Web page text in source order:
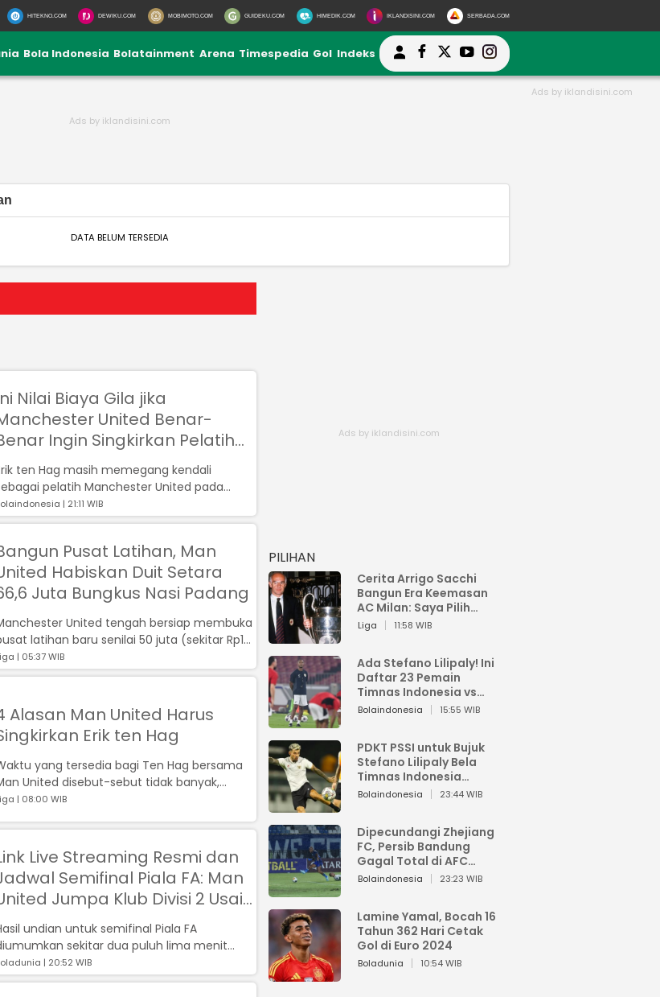
HITEKNO.COM DEWIKU.COM MOBIMOTO.COM GUIDEKU.COM HIMEDIK.COM IKLANDISINI.COM SERBADA.COM
Bola Indonesia Bolatainment Arena Timespedia Gol Indeks
DATA BELUM TERSEDIA
Nilai Biaya Gila jika
United Benar-
Ingin Singkirkan Pelatih
Hag
ten Hag masih memegang kendali
pelatih Manchester United pada
2023-2024.Namun, kepercayaan
T...
| 21:11 WIB
Pusat Latihan, Man
Habiskan Duit Setara
Juta Bungkus Nasi Padang
United tengah bersiap membuka
latihan baru senilai 50 juta (sekitar Rp1
di Carrington...
| 05:37 WIB
Alasan Man United Harus
Erik ten Hag
yang tersedia bagi Ten Hag bersama
United disebut-sebut tidak banyak,
setelah kedatangan Sir Jim Ratc...
| 08:00 WIB
Live Streaming Resmi dan
Semifinal Piala FA: Man
Jumpa Klub Divisi 2 Usai
Gila vs Liverpool
undian untuk semifinal Piala FA
sekitar dua puluh lima menit
pertandingan Man United vs
| 20:52 WIB
PILIHAN
Cerita Arrigo Sacchi
Bangun Era Keemasan
AC Milan: Saya Pilih
Pemain dari Isi Otaknya
Liga 11:58 WIB
Ada Stefano Lilipaly! Ini
Daftar 23 Pemain
Timnas Indonesia vs
China
Bolaindonesia 15:55 WIB
PDKT PSSI untuk Bujuk
Stefano Lilipaly Bela
Timnas Indonesia
Berakhir Berantakan
Bolaindonesia 23:44 WIB
Dipecundangi Zhejiang
FC, Persib Bandung
Gagal Total di AFC
Champions League Two
Bolaindonesia 23:23 WIB
Lamine Yamal, Bocah 16
Tahun 362 Hari Cetak
Gol di Euro 2024
Boladunia 10:54 WIB